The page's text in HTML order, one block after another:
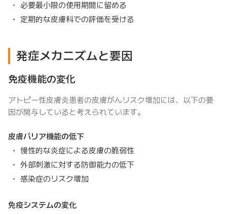
必要最小限の使用期間に留める
定期的な皮膚科での評価を受ける
発症メカニズムと要因
免疫機能の変化
アトピー性皮膚炎患者の皮膚がんリスク増加には、以下の要
因が関与していると考えられています。
皮膚バリア機能の低下
慢性的な炎症による皮膚の脆弱性
外部刺激に対する防御能力の低下
感染症のリスク増加
免疫システムの変化